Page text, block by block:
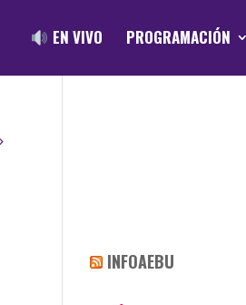
EN VIVO PROGRAMACIÓN
INFOAEBU